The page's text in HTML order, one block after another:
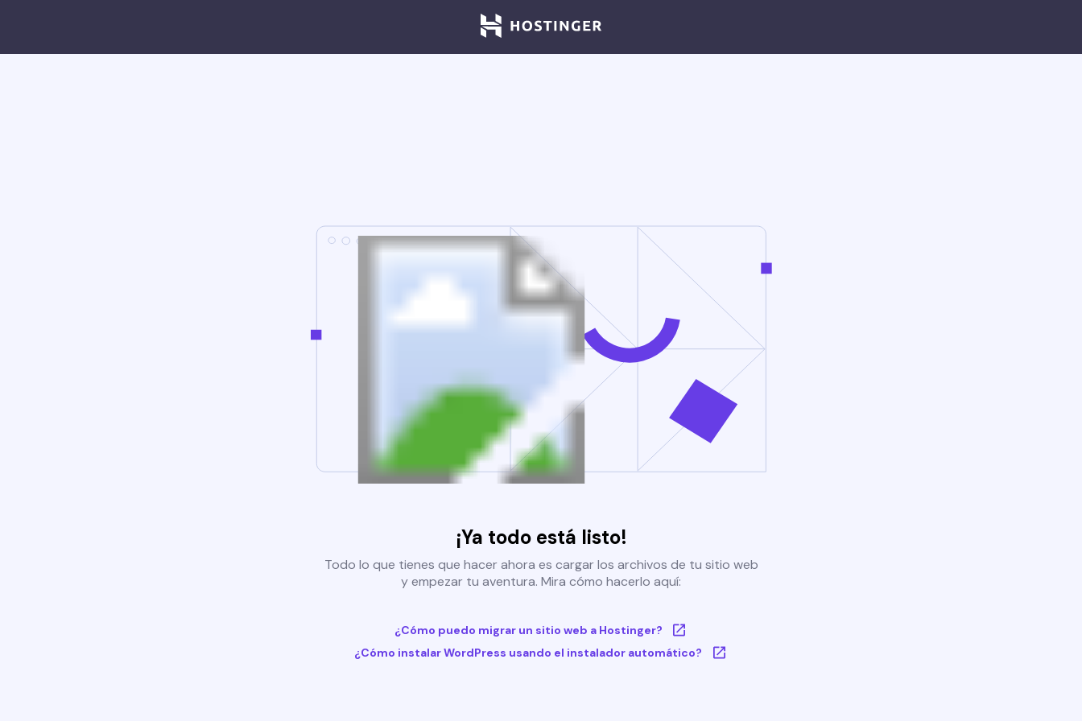
¡Ya todo está listo!
Todo lo que tienes que hacer ahora es cargar los archivos de tu sitio web
y empezar tu aventura. Mira cómo hacerlo aquí:
¿Cómo puedo migrar un sitio web a Hostinger?
¿Cómo instalar WordPress usando el instalador automático?